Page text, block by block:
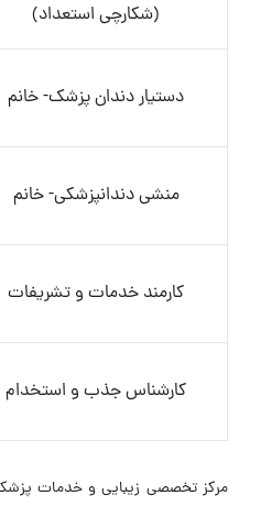
(شکارچی استعداد)
دستیار دندان پزشک- خانم
منشی دندانپزشکی- خانم
کارمند خدمات و تشریفات
کارشناس جذب و استخدام
مرکز تخصصی زیبایی و خدمات